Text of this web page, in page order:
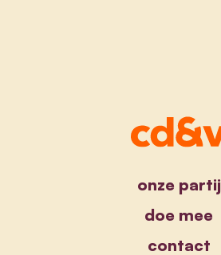
onze partij
doe mee
contact